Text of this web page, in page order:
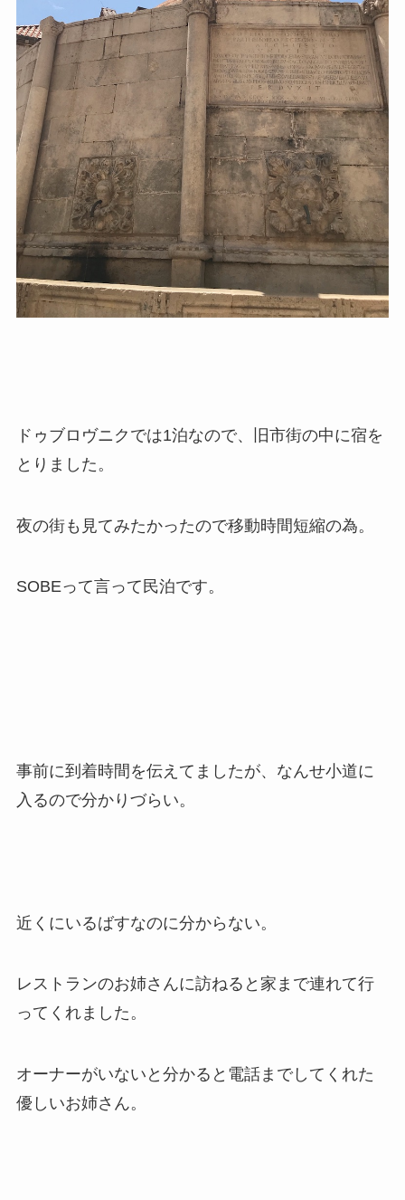
ドゥブロヴニクでは1泊なので、旧市街の中に宿を
とりました。
夜の街も見てみたかったので移動時間短縮の為。
SOBEって言って民泊です。
事前に到着時間を伝えてましたが、なんせ小道に
入るので分かりづらい。
近くにいるばすなのに分からない。
レストランのお姉さんに訪ねると家まで連れて行
ってくれました。
オーナーがいないと分かると電話までしてくれた
優しいお姉さん。